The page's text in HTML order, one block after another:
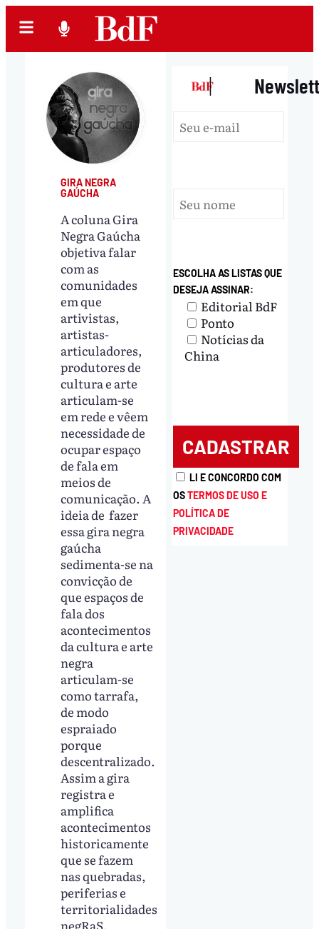
GIRA NEGRA
GAÚCHA
A coluna Gira
Negra Gaúcha
objetiva falar
com as
comunidades
em que
artivistas,
artistas-
articuladores,
produtores de
cultura e arte
articulam-se
em rede e vêem
necessidade de
ocupar espaço
de fala em
meios de
comunicação. A
ideia de fazer
essa gira negra
gaúcha
sedimenta-se na
convicção de
que espaços de
fala dos
acontecimentos
da cultura e arte
negra
articulam-se
como tarrafa,
de modo
espraiado
porque
descentralizado.
Assim a gira
registra e
amplifica
acontecimentos
historicamente
que se fazem
nas quebradas,
periferias e
territorialidades
negRaS.
|
ESCOLHA AS LISTAS QUE
DESEJA ASSINAR:
Editorial BdF
Ponto
Notícias da
China
LI E CONCORDO COM
OSTERMOS DE USO E
POLÍTICA DE
PRIVACIDADE